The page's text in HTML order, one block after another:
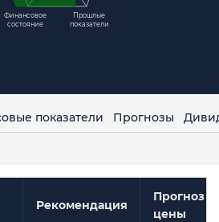
Прошлые
показатели
Финансовое
состояние
показатели Прогнозы
Рекомендация
Прогноз
цены